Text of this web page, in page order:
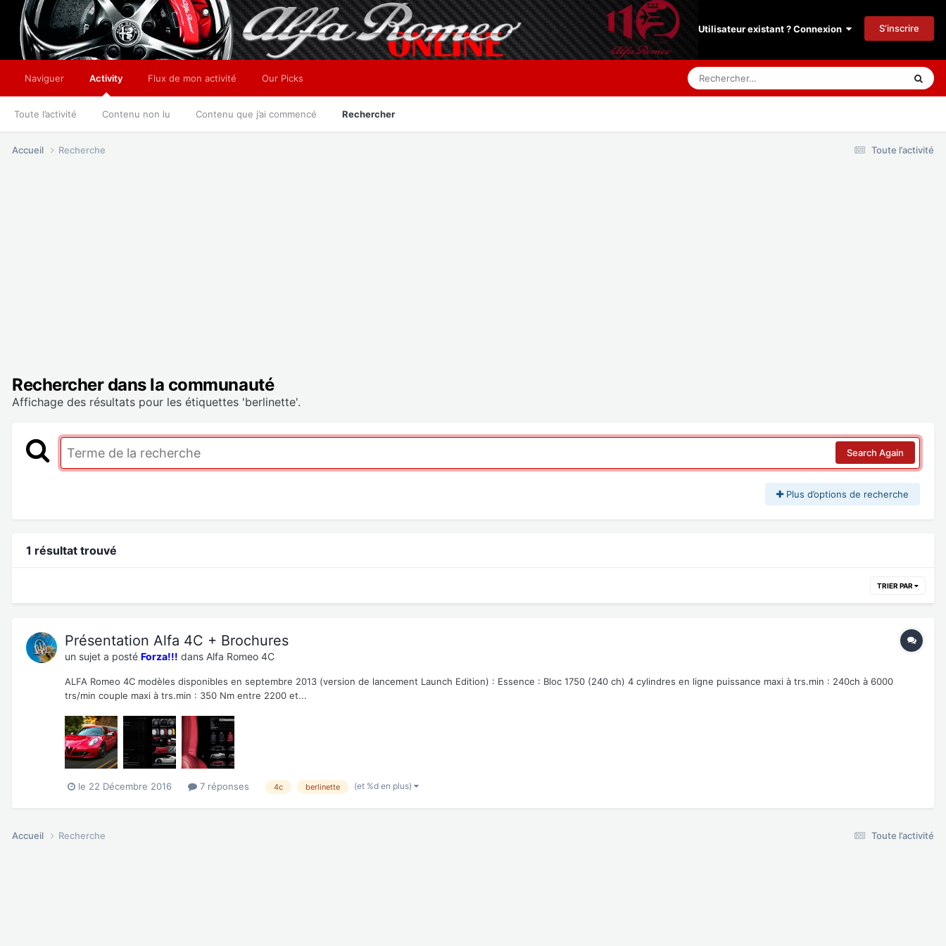
Utilisateur existant ? Connexion S’inscrire
Naviguer Activity
Toute l’activité Contenu non lu Contenu que j’ai commencé Rechercher
Flux de mon activité Our Picks
Toute l’activité
Accueil Recherche
Rechercher dans la communauté
Affichage des résultats pour les étiquettes 'berlinette'.
Search Again
Plus d’options de recherche
1 résultat trouvé
TRIER PAR
Présentation Alfa 4C + Brochures
un sujet a posté Forza!!! dans Alfa Romeo 4C
ALFA Romeo 4C modèles disponibles en septembre 2013 (version de lancement Launch Edition) : Essence : Bloc 1750 (240 ch) 4 cylindres en ligne puissance maxi à trs.min : 240ch à 6000
trs/min couple maxi à trs.min : 350 Nm entre 2200 et...
le 22 Décembre 2016 7 réponses 4c berlinette (et %d en plus)
Toute l’activité
Accueil Recherche